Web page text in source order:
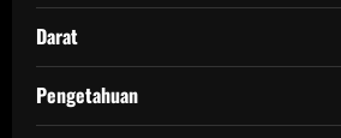
Darat
Pengetahuan